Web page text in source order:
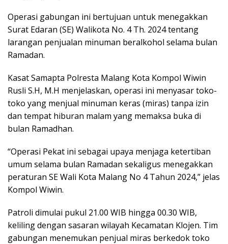
Operasi gabungan ini bertujuan untuk menegakkan
Surat Edaran (SE) Walikota No. 4 Th. 2024 tentang
larangan penjualan minuman beralkohol selama bulan
Ramadan.
Kasat Samapta Polresta Malang Kota Kompol Wiwin
Rusli S.H, M.H menjelaskan, operasi ini menyasar toko-
toko yang menjual minuman keras (miras) tanpa izin
dan tempat hiburan malam yang memaksa buka di
bulan Ramadhan.
“Operasi Pekat ini sebagai upaya menjaga ketertiban
umum selama bulan Ramadan sekaligus menegakkan
peraturan SE Wali Kota Malang No 4 Tahun 2024,” jelas
Kompol Wiwin.
Patroli dimulai pukul 21.00 WIB hingga 00.30 WIB,
keliling dengan sasaran wilayah Kecamatan Klojen. Tim
gabungan menemukan penjual miras berkedok toko